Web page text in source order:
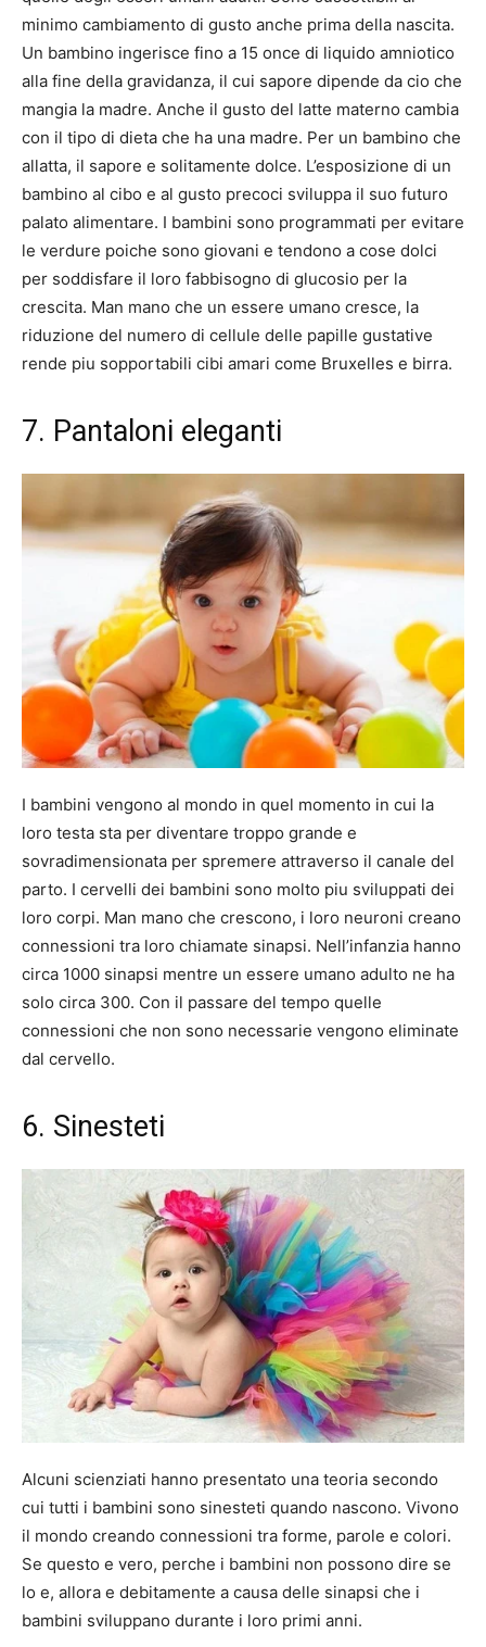
minimo cambiamento di gusto anche prima della nascita.
Un bambino ingerisce fino a 15 once di liquido amniotico
alla fine della gravidanza, il cui sapore dipende da cio che
mangia la madre. Anche il gusto del latte materno cambia
con il tipo di dieta che ha una madre. Per un bambino che
allatta, il sapore e solitamente dolce. L’esposizione di un
bambino al cibo e al gusto precoci sviluppa il suo futuro
palato alimentare. I bambini sono programmati per evitare
le verdure poiche sono giovani e tendono a cose dolci
per soddisfare il loro fabbisogno di glucosio per la
crescita. Man mano che un essere umano cresce, la
riduzione del numero di cellule delle papille gustative
rende piu sopportabili cibi amari come Bruxelles e birra.
7. Pantaloni eleganti
I bambini vengono al mondo in quel momento in cui la
loro testa sta per diventare troppo grande e
sovradimensionata per spremere attraverso il canale del
parto. I cervelli dei bambini sono molto piu sviluppati dei
loro corpi. Man mano che crescono, i loro neuroni creano
connessioni tra loro chiamate sinapsi. Nell’infanzia hanno
circa 1000 sinapsi mentre un essere umano adulto ne ha
solo circa 300. Con il passare del tempo quelle
connessioni che non sono necessarie vengono eliminate
dal cervello.
6. Sinesteti
Alcuni scienziati hanno presentato una teoria secondo
cui tutti i bambini sono sinesteti quando nascono. Vivono
il mondo creando connessioni tra forme, parole e colori.
Se questo e vero, perche i bambini non possono dire se
lo e, allora e debitamente a causa delle sinapsi che i
bambini sviluppano durante i loro primi anni.